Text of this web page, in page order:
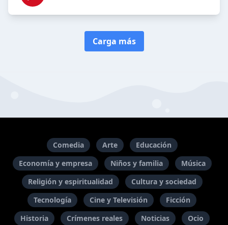
Carga más
Comedia Arte
Educación
Economía y empresa
Niños y familia
Música
Religión y espiritualidad
Cultura y sociedad
Tecnología
Cine y Televisión
Ficción
Historia
Crímenes reales Noticias Ocio